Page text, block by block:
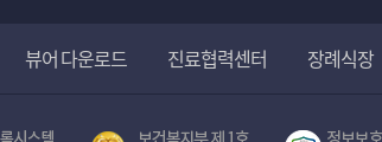
뷰어 다운로드 진료협력센터 장례식장